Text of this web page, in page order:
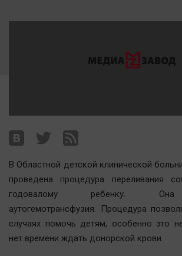
Архив
Наша победа
Общество
Политика
Экономика
Происшествия
В Областной детской клинической
проведена процедура переливания
годовалому ребенку. Она
аутогемотрансфузия. Процедура
случаях помочь детям, особенно это
нет времени ждать донорской крови.